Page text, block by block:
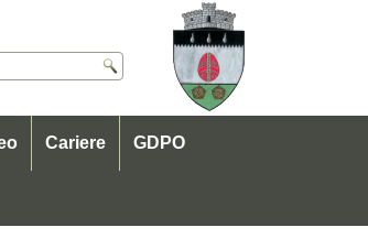
Cariere GDPO